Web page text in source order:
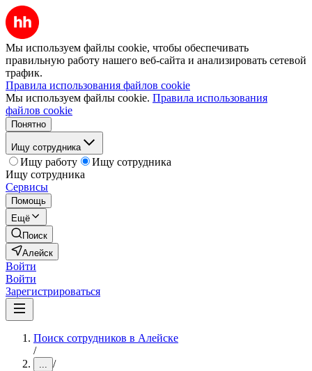
Мы используем файлы cookie, чтобы обеспечивать
правильную работу нашего веб-сайта и анализировать сетевой
трафик.
Правила использования файлов cookie
Мы используем файлы cookie. Правила использования
файлов cookie
Понятно
Ищу сотрудника
Ищу работу
Ищу сотрудника
Ищу сотрудника
Сервисы
Помощь
Ещё
Поиск
Алейск
Войти
Войти
Зарегистрироваться
Поиск сотрудников в Алейске
/
... /